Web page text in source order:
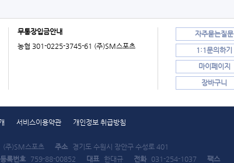
무통장입금안내
농협 301-0225-3745-61 (주)SM스포츠
자주묻는질문
1:1문의하기
마이페이지
장바구니
서비스이용약관 개인정보 취급방침
(주)SM스포츠 주소
경기도 수원시 장안구 수성로 401
록번호
759-88-00852 대표 한대규 전화 031-254-1037 팩스